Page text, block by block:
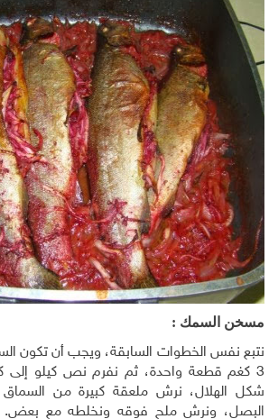
مسخن السمك :
3 كغم قطعة واحدة، ثم نفرم نص كيلو إلى
شكل الهلال، نرش ملعقة كبيرة من
البصل، ونرش ملح فوقه ونخلطه مع بعض.